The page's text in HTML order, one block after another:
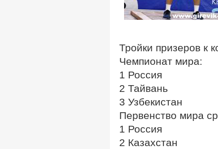
Тройки призеров к
Чемпионат мира:
1 Россия
2 Тайвань
3 Узбекистан
Первенство мира
1 Россия
2 Казахстан